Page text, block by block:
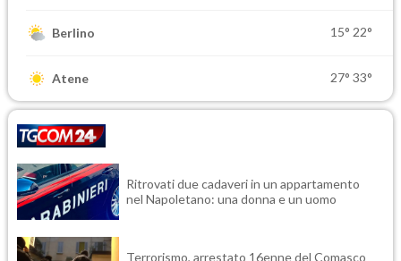
Berlino 15° 22°
Atene 27° 33°
Ritrovati due cadaveri in un appartamento
nel Napoletano: una donna e un uomo
Terrorismo, arrestato 16enne del Comasco